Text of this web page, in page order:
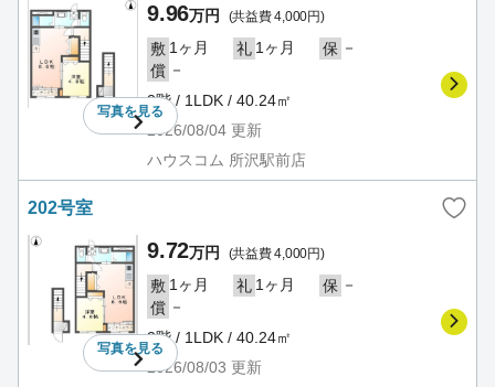
写真を見る
9.96万円 (共益費 4,000円)
敷 1ヶ月 礼 1ヶ月 保 －
償 －
2階 / 1LDK / 40.24㎡
2026/08/04 更新
ハウスコム 所沢駅前店
202号室
写真を見る
9.72万円 (共益費 4,000円)
敷 1ヶ月 礼 1ヶ月 保 －
償 －
2階 / 1LDK / 40.24㎡
2026/08/03 更新